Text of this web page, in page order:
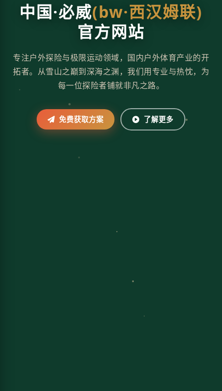
中国·必威(bw·西汉姆联)
官方网站
专注户外探险与极限运动领域，国内户外体育产业的开
拓者。从雪山之巅到深海之渊，我们用专业与热忱，为
每一位探险者铺就非凡之路。
免费获取方案 了解更多